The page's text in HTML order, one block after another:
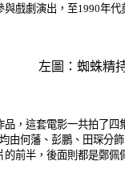
戲劇演出，至1990年
左圖：蜘蛛精
套電影一共拍了四集
由何藩、彭鵬、田琛
前半，後面則都是鄭佩